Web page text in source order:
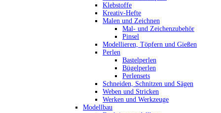
Klebstoffe
Kreativ-Hefte
Malen und Zeichnen
Mal- und Zeichenzubehör
Pinsel
Modellieren, Töpfern und Gießen
Perlen
Bastelperlen
Bügelperlen
Perlensets
Schneiden, Schnitzen und Sägen
Weben und Stricken
Werken und Werkzeuge
Modellbau